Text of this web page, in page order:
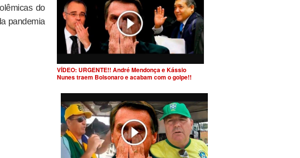
do
pandemia
VÍDEO: URGENTE!! André Mendonça e Kássio
Nunes traem Bolsonaro e acabam com o golpe!!